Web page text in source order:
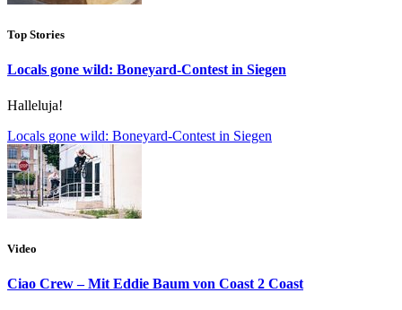
Top Stories
Locals gone wild: Boneyard-Contest in Siegen
Halleluja!
Locals gone wild: Boneyard-Contest in Siegen
Video
Ciao Crew – Mit Eddie Baum von Coast 2 Coast